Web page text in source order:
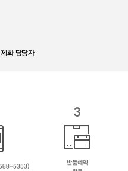
화 담당자
5353)
3
반품예약